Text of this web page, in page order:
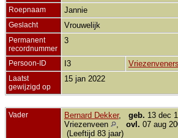
Roepnaam Jannie
Geslacht Vrouwelijk
Permanent
recordnummer
3
Persoon-ID I3
Laatst
gewijzigd op
15 jan 2022
Vader Bernard Dekker, geb. 13 dec
Vriezenveen
ovl. 07 aug
(Leeftijd 83 jaar)